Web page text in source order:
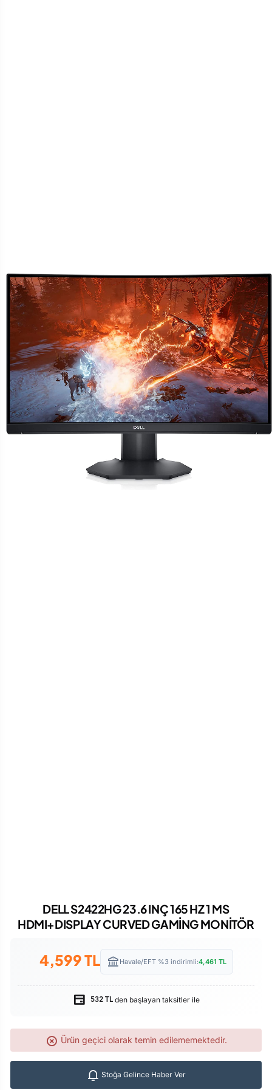
DELL S2422HG 23.6 INÇ 165 HZ 1 MS
HDMI+DISPLAY CURVED GAMİNG MONİTÖR
4,599TL Havale/EFT %3 indirimli:4,461 TL
532 TLden başlayan taksitler ile
Ürün geçici olarak temin edilememektedir.
Stoğa Gelince Haber Ver